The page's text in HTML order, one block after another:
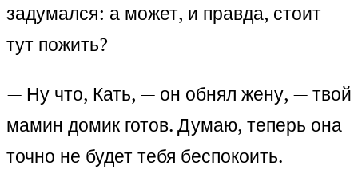
задумался: а может, и правда, стоит
тут пожить?
— Ну что, Кать, — он обнял жену, — твой
мамин домик готов. Думаю, теперь она
точно не будет тебя беспокоить.